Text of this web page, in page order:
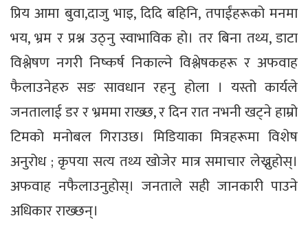
प्रिय आमा बुवा,दाजु भाइ, दिदि बहिनि, तपाईंहरूको मनमा
भय, भ्रम र प्रश्न उठ्नु स्वाभाविक हो। तर बिना तथ्य, डाटा
विश्लेषण नगरी निष्कर्ष निकाल्ने विश्लेषकहरू र अफवाह
फैलाउनेहरु सङ सावधान रहनु होला । यस्तो कार्यले
जनतालाई डर र भ्रममा राख्छ, र दिन रात नभनी खट्ने हाम्रो
टिमको मनोबल गिराउछ। मिडियाका मित्रहरूमा विशेष
अनुरोध ; कृपया सत्य तथ्य खोजेर मात्र समाचार लेख्नुहोस्।
अफवाह नफैलाउनुहोस्। जनताले सही जानकारी पाउने
अधिकार राख्छन्।